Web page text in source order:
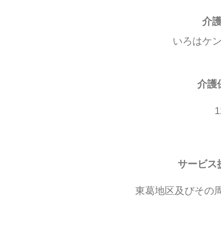
介
いろはケ
介護
サービス
東葛地区及びその